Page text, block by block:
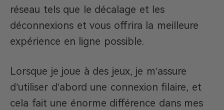
réseau tels que le décalage et les
déconnexions et vous offrira la meilleure
expérience en ligne possible.
Lorsque je joue à des jeux, je m’assure
d’utiliser d’abord une connexion filaire, et
cela fait une énorme différence dans mes